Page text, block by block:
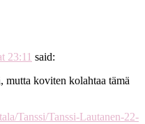
23:11 said:
koviten kolahtaa tämä
Tanssi/Tanssi-Lautanen-22-